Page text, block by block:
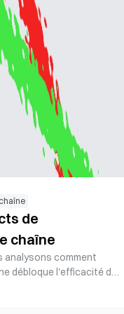
de
chaîne
analysons comment
débloque l'efficacité du
améliore les